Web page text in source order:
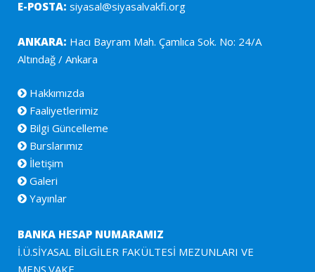
E-POSTA: siyasal@siyasalvakfi.org
ANKARA: Hacı Bayram Mah. Çamlıca Sok. No: 24/A
Altındağ / Ankara
Hakkımızda
Faaliyetlerimiz
Bilgi Güncelleme
Burslarımız
İletişim
Galeri
Yayınlar
BANKA HESAP NUMARAMIZ
İ.Ü.SİYASAL BİLGİLER FAKÜLTESİ MEZUNLARI VE
MENS.VAKF